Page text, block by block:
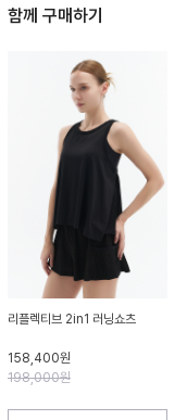
함께 구매하기
리플렉티브 2in1 러닝쇼츠
158,400원
198,000원